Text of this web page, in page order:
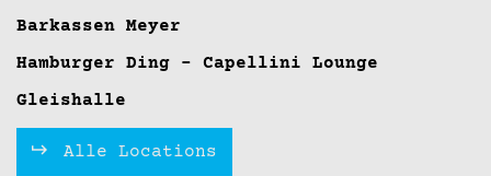
Barkassen Meyer
Hamburger Ding - Capellini Lounge
Gleishalle
Alle Locations